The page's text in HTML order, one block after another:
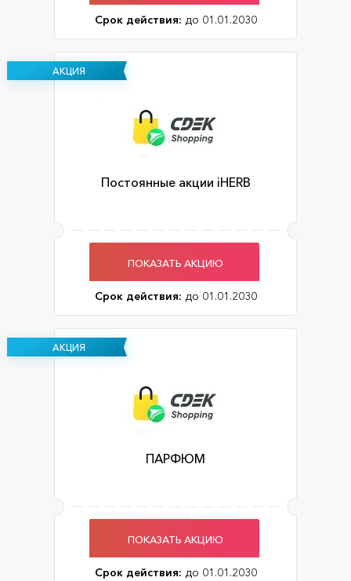
Срок действия: до 01.01.2030
АКЦИЯ
Постоянные акции iHERB
ПОКАЗАТЬ АКЦИЮ
Срок действия: до 01.01.2030
АКЦИЯ
ПАРФЮМ
ПОКАЗАТЬ АКЦИЮ
Срок действия: до 01.01.2030